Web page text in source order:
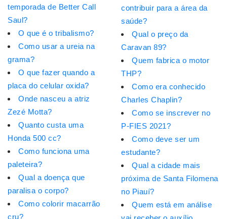
temporada de Better Call
Saul?
O que é o tribalismo?
Como usar a ureia na
grama?
O que fazer quando a
placa do celular oxida?
Onde nasceu a atriz
Zezé Motta?
Quanto custa uma
Honda 500 cc?
Como funciona uma
paleteira?
Qual a doença que
paralisa o corpo?
Como colorir macarrão
cru?
contribuir para a área da
saúde?
Qual o preço da
Caravan 89?
Quem fabrica o motor
THP?
Como era conhecido
Charles Chaplin?
Como se inscrever no
P-FIES 2021?
Como deve ser um
estudante?
Qual a cidade mais
próxima de Santa Filomena
no Piauí?
Quem está em análise